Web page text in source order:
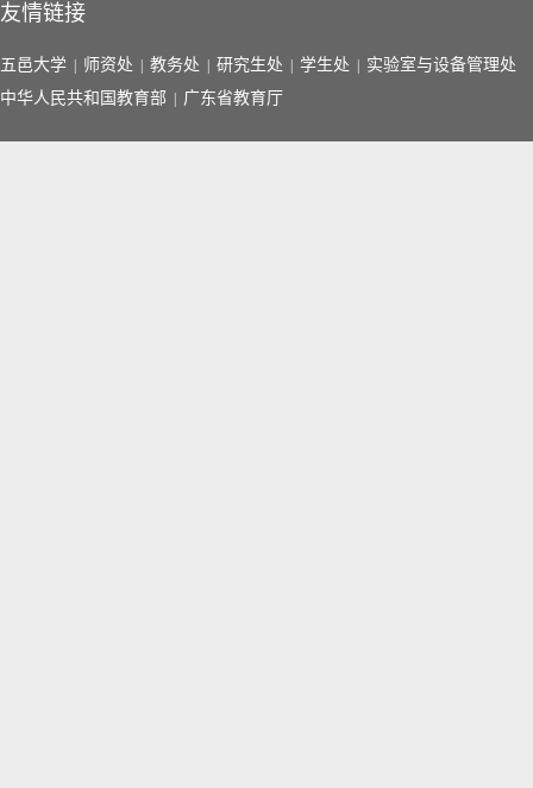
友情链接
五邑大学 师资处 教务处 研究生处 学生处
实验室与设备管理处
中华人民共和国教育部
广东省教育厅